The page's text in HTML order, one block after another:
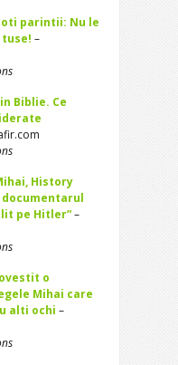
parintii: Nu le
–
Biblie. Ce
History
pe Hitler”–
o
Mihai care
alti ochi –